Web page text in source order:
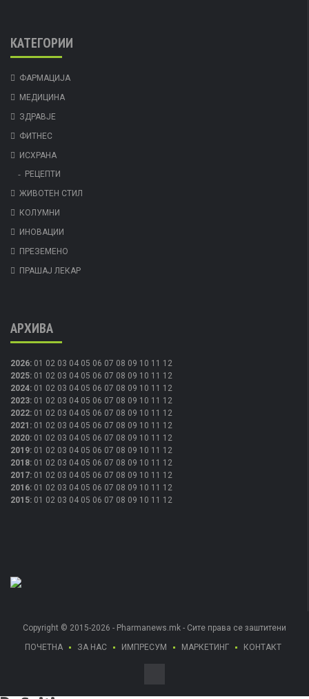
КАТЕГОРИИ
ФАРМАЦИЈА
МЕДИЦИНА
ЗДРАВЈЕ
ФИТНЕС
ИСХРАНА
РЕЦЕПТИ
ЖИВОТЕН СТИЛ
КОЛУМНИ
ИНОВАЦИИ
ПРЕЗЕМЕНО
ПРАШАЈ ЛЕКАР
АРХИВА
2026: 01 02 03 04 05 06 07 08 09 10 11 12
2025: 01 02 03 04 05 06 07 08 09 10 11 12
2024: 01 02 03 04 05 06 07 08 09 10 11 12
2023: 01 02 03 04 05 06 07 08 09 10 11 12
2022: 01 02 03 04 05 06 07 08 09 10 11 12
2021 : 01 02 03 04 05 06 07 08 09 10 11 12
2020: 01 02 03 04 05 06 07 08 09 10 11 12
2019: 01 02 03 04 05 06 07 08 09 10 11 12
2018: 01 02 03 04 05 06 07 08 09 10 11 12
2017: 01 02 03 04 05 06 07 08 09 10 11 12
2016: 01 02 03 04 05 06 07 08 09 10 11 12
2015: 01 02 03 04 05 06 07 08 09 10 11 12
Copyright © 2015-2026 - Pharmanews.mk - Сите права се заштитени
ПОЧЕТНА
ЗА НАС ИМПРЕСУМ МАРКЕТИНГ КОНТАКТ